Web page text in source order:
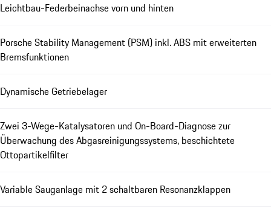
Leichtbau-Federbeinachse vorn und hinten
Porsche Stability Management (PSM) inkl. ABS mit erweiterten
Bremsfunktionen
Dynamische Getriebelager
Zwei 3-Wege-Katalysatoren und On-Board-Diagnose zur
Überwachung des Abgasreinigungssystems, beschichtete
Ottopartikelfilter
Variable Sauganlage mit 2 schaltbaren Resonanzklappen